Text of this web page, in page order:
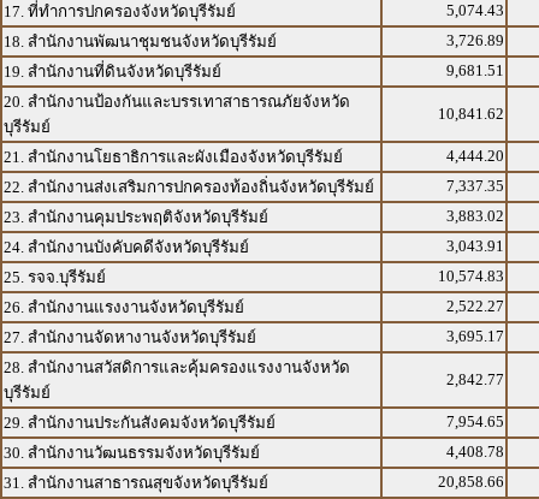
17. ที่ทำการปกครองจังหวัดบุรีรัมย์
5,074.43
18. สำนักงานพัฒนาชุมชนจังหวัดบุรีรัมย์
3,726.89
19. สำนักงานที่ดินจังหวัดบุรีรัมย์
9,681.51
20. สำนักงานป้องกันและบรรเทาสาธารณภัยจังหวัด
บุรีรัมย์
10,841.62
21. สำนักงานโยธาธิการและผังเมืองจังหวัดบุรีรัมย์
4,444.20
22. สำนักงานส่งเสริมการปกครองท้องถิ่นจังหวัดบุรีรัมย์
7,337.35
23. สำนักงานคุมประพฤติจังหวัดบุรีรัมย์
3,883.02
24. สำนักงานบังคับคดีจังหวัดบุรีรัมย์
3,043.91
25. รจจ.บุรีรัมย์
10,574.83
26. สำนักงานแรงงานจังหวัดบุรีรัมย์
2,522.27
27. สำนักงานจัดหางานจังหวัดบุรีรัมย์
3,695.17
28. สำนักงานสวัสดิการและคุ้มครองแรงงานจังหวัด
บุรีรัมย์
2,842.77
29. สำนักงานประกันสังคมจังหวัดบุรีรัมย์
7,954.65
30. สำนักงานวัฒนธรรมจังหวัดบุรีรัมย์
4,408.78
31. สำนักงานสาธารณสุขจังหวัดบุรีรัมย์
20,858.66